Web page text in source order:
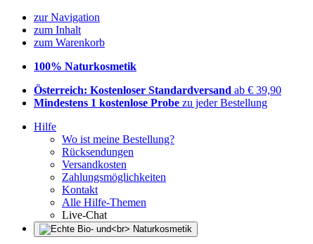
zur Navigation
zum Inhalt
zum Warenkorb
100% Naturkosmetik
Österreich: Kostenloser Standardversand ab € 39,90
Mindestens 1 kostenlose Probe zu jeder Bestellung
Hilfe
Wo ist meine Bestellung?
Rücksendungen
Versandkosten
Zahlungsmöglichkeiten
Kontakt
Alle Hilfe-Themen
Live-Chat